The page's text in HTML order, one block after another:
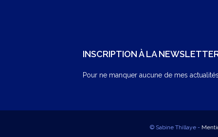
INSCRIPTION À LA
Pour ne manquer aucune de mes
© Sabine Thillaye -